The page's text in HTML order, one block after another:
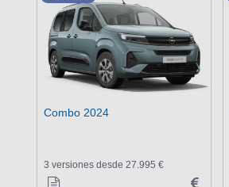
Combo 2024
3 versiones desde 27.995 €